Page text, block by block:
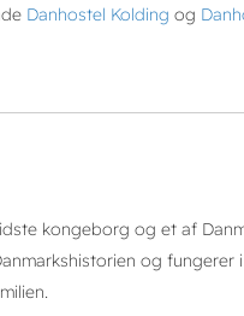
Danhostel Kolding og
kongeborg og et af
og